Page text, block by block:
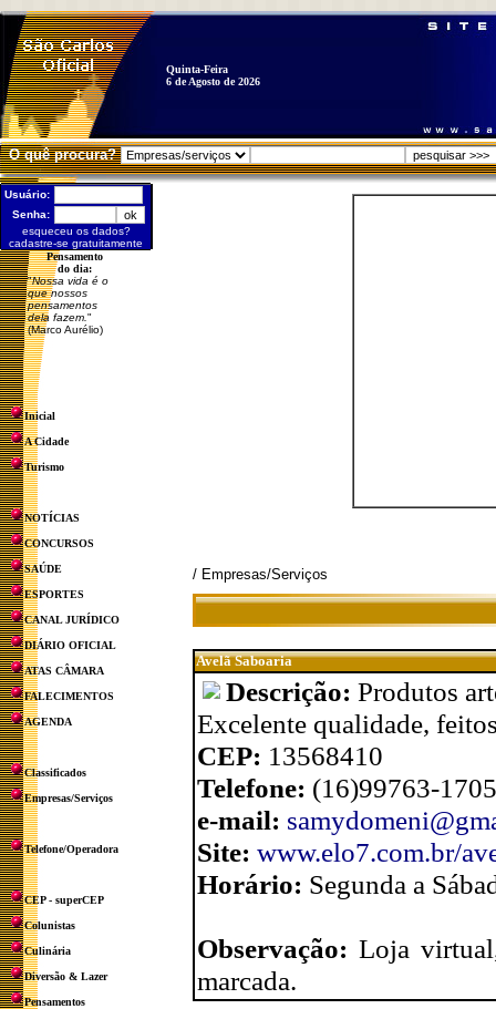
Quinta-Feira
6 de Agosto de 2026
O quê procura?
Usuário:
Senha:
esqueceu os dados?
cadastre-se gratuitamente
Pensamento
do dia:
"Nossa vida é o
que nossos
pensamentos
dela fazem. "
(Marco Aurélio)
Inicial
A Cidade
Turismo
NOTÍCIAS
CONCURSOS
SAÚDE
ESPORTES
CANAL JURÍDICO
DIÁRIO OFICIAL
ATAS CÂMARA
FALECIMENTOS
AGENDA
Classificados
Empresas/Serviços
Telefone/Operadora
CEP - superCEP
Colunistas
Culinária
Diversão & Lazer
Pensamentos
/ Empresas/Serviços
Avelã Saboaria
Descrição: Produtos
Excelente qualidade,
CEP: 13568410
Telefone: (16)99763-1705
e-mail:
Site: www.elo7.com.br/
Horário: Segunda a
Observação: Loja
marcada.